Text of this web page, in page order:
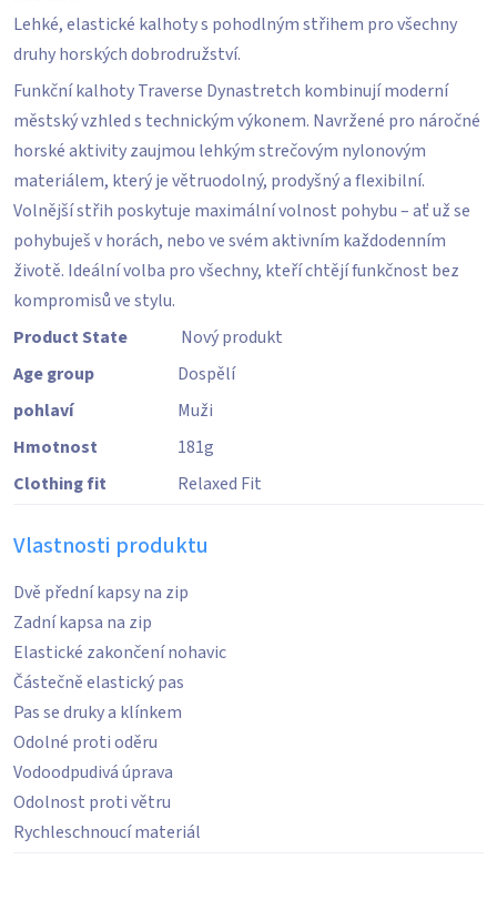
Lehké, elastické kalhoty s pohodlným střihem pro všechny
druhy horských dobrodružství.
Funkční kalhoty Traverse Dynastretch kombinují moderní
městský vzhled s technickým výkonem. Navržené pro náročné
horské aktivity zaujmou lehkým strečovým nylonovým
materiálem, který je větruodolný, prodyšný a flexibilní.
Volnější střih poskytuje maximální volnost pohybu – ať už se
pohybuješ v horách, nebo ve svém aktivním každodenním
životě. Ideální volba pro všechny, kteří chtějí funkčnost bez
kompromisů ve stylu.
Product State
Nový produkt
Age group
Dospělí
pohlaví
Muži
Hmotnost
181g
Clothing fit
Relaxed Fit
Vlastnosti produktu
Dvě přední kapsy na zip
Zadní kapsa na zip
Elastické zakončení nohavic
Částečně elastický pas
Pas se druky a klínkem
Odolné proti oděru
Vodoodpudivá úprava
Odolnost proti větru
Rychleschnoucí materiál